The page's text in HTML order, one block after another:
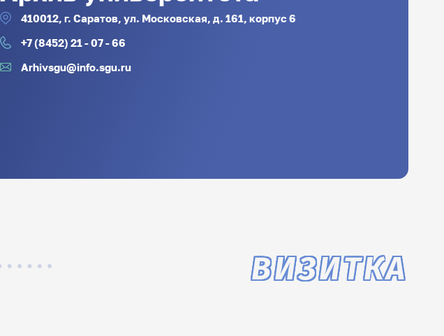
410012, г. Саратов, ул. Московская, д. 161, корпус 6
+7 (8452) 21 - 07 - 66
Arhivsgu@info.sgu.ru
ВИЗИТКА